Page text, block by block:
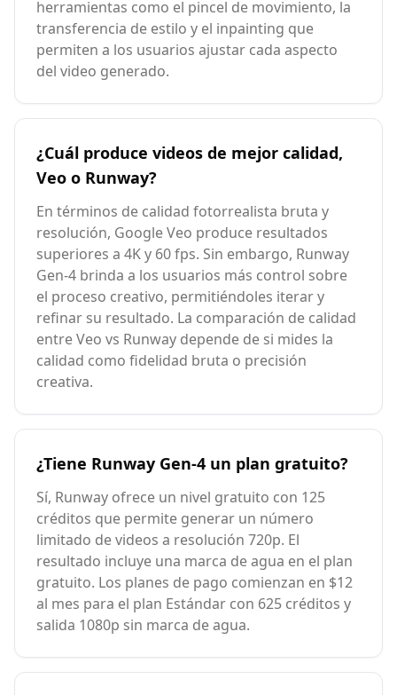
herramientas como el pincel de movimiento, la
transferencia de estilo y el inpainting que
permiten a los usuarios ajustar cada aspecto
del video generado.
¿Cuál produce videos de mejor calidad,
Veo o Runway?
En términos de calidad fotorrealista bruta y
resolución, Google Veo produce resultados
superiores a 4K y 60 fps. Sin embargo, Runway
Gen-4 brinda a los usuarios más control sobre
el proceso creativo, permitiéndoles iterar y
refinar su resultado. La comparación de calidad
entre Veo vs Runway depende de si mides la
calidad como fidelidad bruta o precisión
creativa.
¿Tiene Runway Gen-4 un plan gratuito?
Sí, Runway ofrece un nivel gratuito con 125
créditos que permite generar un número
limitado de videos a resolución 720p. El
resultado incluye una marca de agua en el plan
gratuito. Los planes de pago comienzan en $12
al mes para el plan Estándar con 625 créditos y
salida 1080p sin marca de agua.